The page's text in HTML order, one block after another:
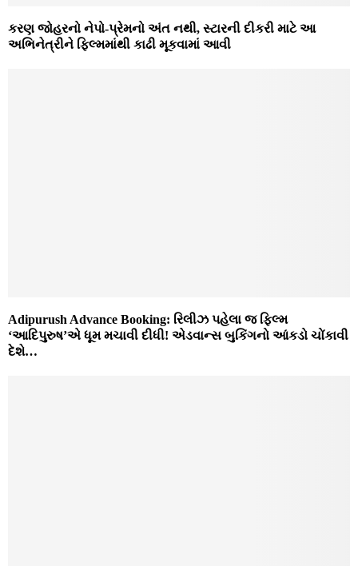
કરણ જોહરનો નેપો-પ્રેમનો અંત નથી, સ્ટારની દીકરી માટે આ
અભિનેત્રીને ફિલ્મમાંથી કાઢી મૂકવામાં આવી
Adipurush Advance Booking: રિલીઝ પહેલા જ ફિલ્મ
‘આદિપુરુષ’એ ધૂમ મચાવી દીધી! એડવાન્સ બુકિંગનો આંકડો ચોંકાવી
દેશે…